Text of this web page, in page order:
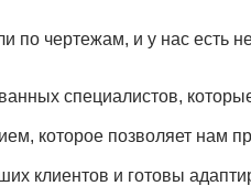
по чертежам, и у нас есть
специалистов,
позволяет нам
клиентов и готовы